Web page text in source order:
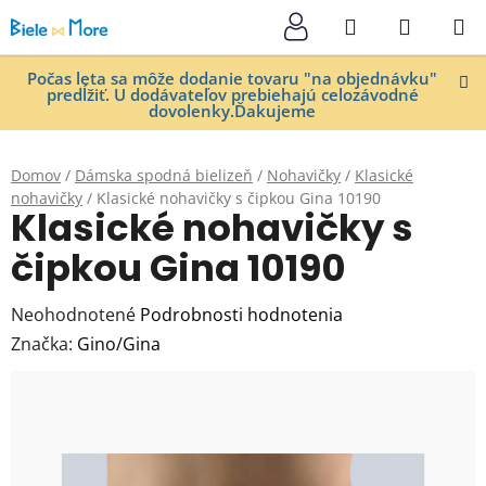
na
obsah
Počas leta sa môže dodanie tovaru "na objednávku"
predĺžiť. U dodávateľov prebiehajú celozávodné
dovolenky.Ďakujeme
Hľadať
KOŠÍK
Domov / Dámska spodná bielizeň / Nohavičky / Klasické
nohavičky / Klasické nohavičky s čipkou Gina 10190
Klasické nohavičky s
čipkou Gina 10190
Priemerné
hodnotenie
Neohodnotené Podrobnosti hodnotenia
Značka: Gino/Gina